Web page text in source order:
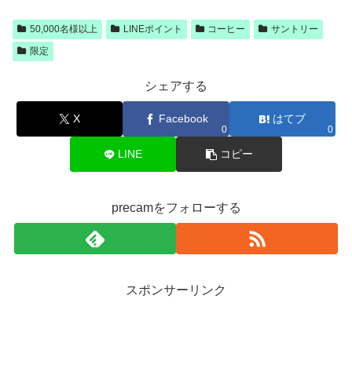
50,000名様以上 LINEポイント コーヒー
サントリー
限定
シェアする
X Facebook
0
はてブ
0
LINE コピー
precamをフォローする
スポンサーリンク